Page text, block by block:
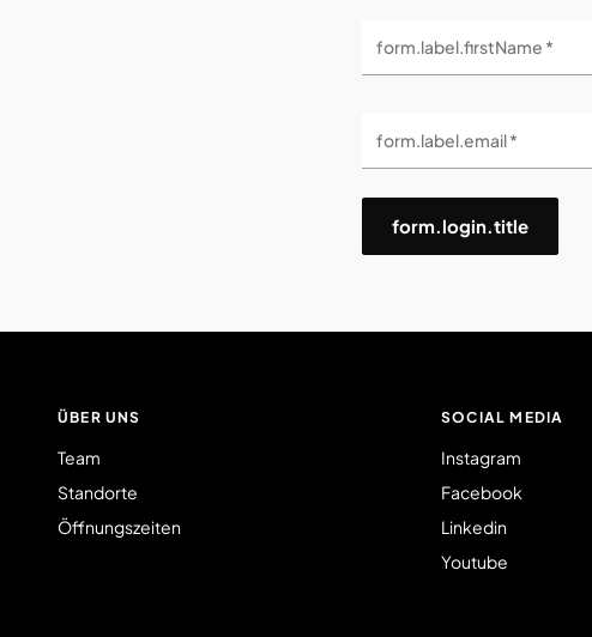
form.label.firstName *
form.label.email *
form.login.title
ÜBER UNS
Team
Standorte
Öffnungszeiten
SOCIAL MEDIA
Instagram
Facebook
Linkedin
Youtube